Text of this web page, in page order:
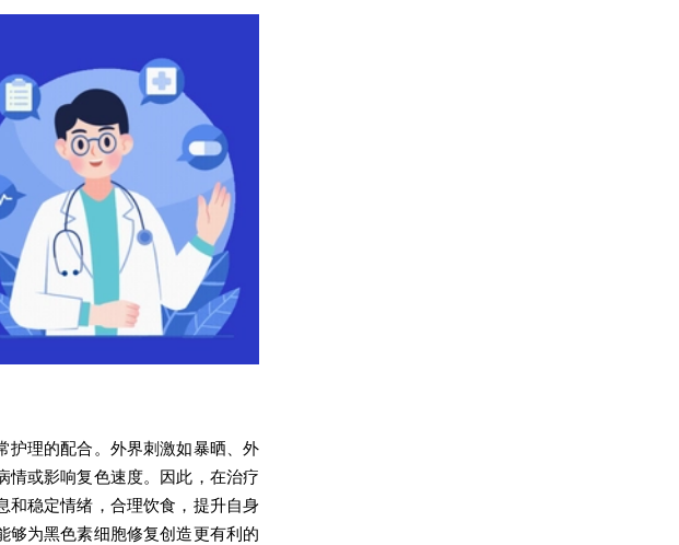
理的配合。外界刺激如暴晒、外
情或影响复色速度。因此，在治疗
和稳定情绪，合理饮食，提升自身
够为黑色素细胞修复创造更有利的